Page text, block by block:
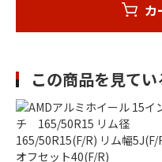
カ
この商品を見て